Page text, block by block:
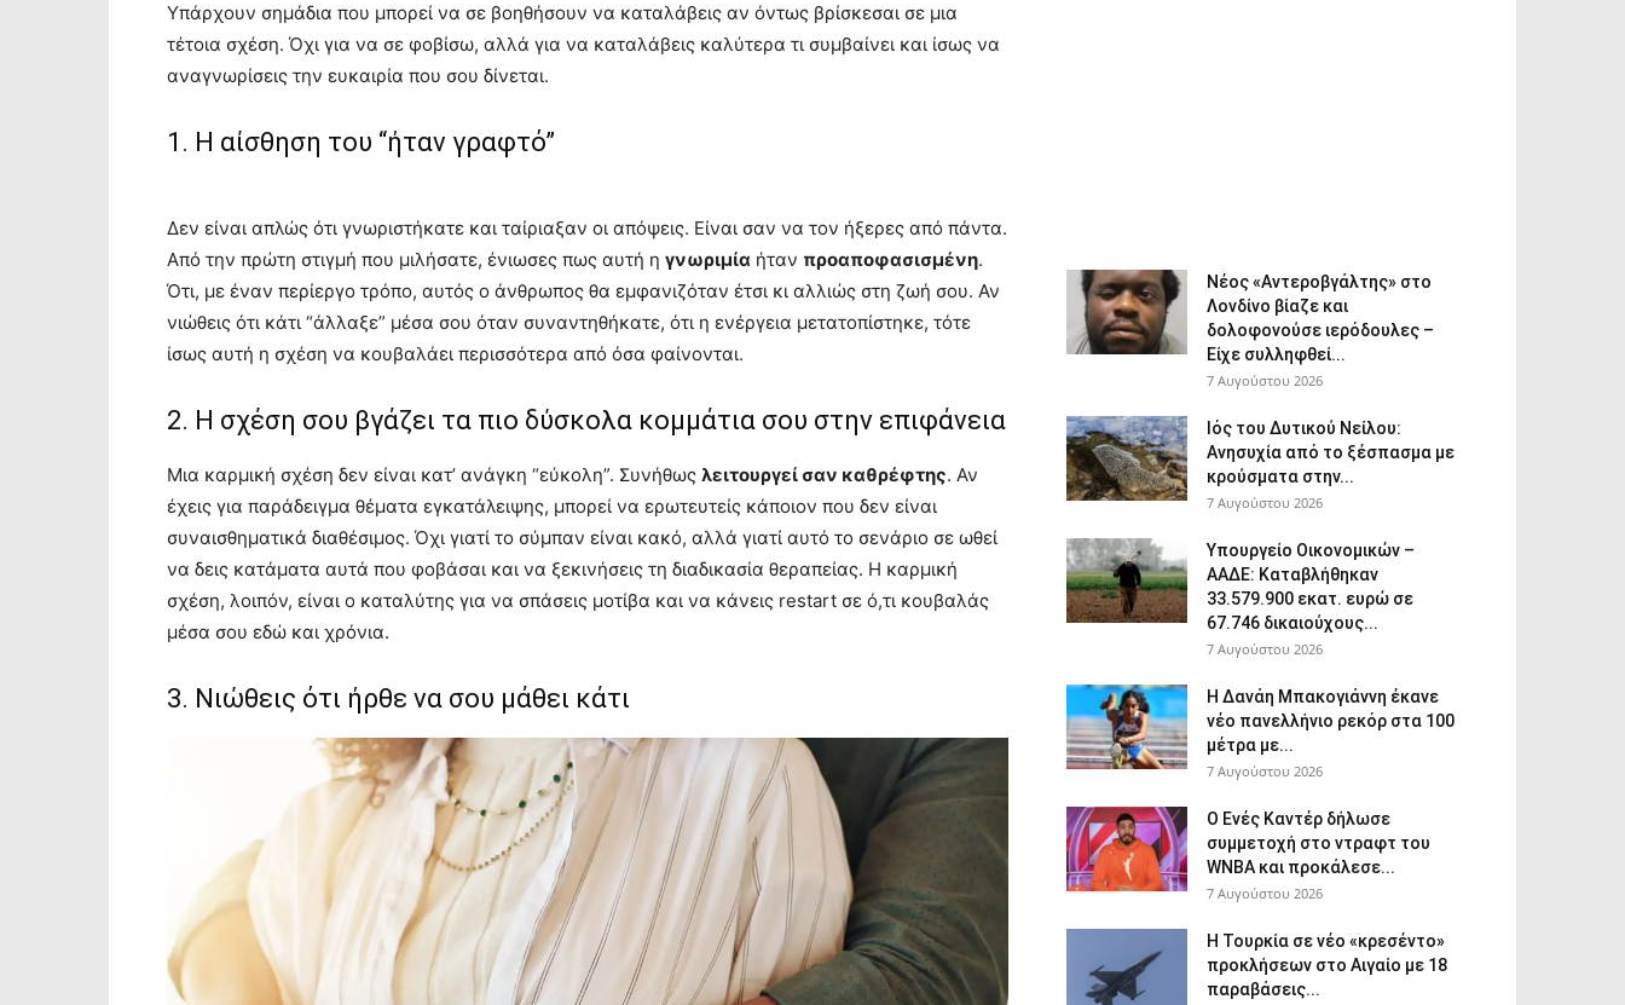
Υπάρχουν σημάδια που μπορεί να σε βοηθήσουν να καταλάβεις αν όντως βρίσκεσαι σε μια
τέτοια σχέση. Όχι για να σε φοβίσω, αλλά για να καταλάβεις καλύτερα τι συμβαίνει και ίσως να
αναγνωρίσεις την ευκαιρία που σου δίνεται.
1. Η αίσθηση του “ήταν γραφτό”
Δεν είναι απλώς ότι γνωριστήκατε και ταίριαξαν οι απόψεις. Είναι σαν να τον ήξερες από πάντα.
Από την πρώτη στιγμή που μιλήσατε, ένιωσες πως αυτή η γνωριμία ήταν προαποφασισμένη.
Ότι, με έναν περίεργο τρόπο, αυτός ο άνθρωπος θα εμφανιζόταν έτσι κι αλλιώς στη ζωή σου. Αν
νιώθεις ότι κάτι “άλλαξε” μέσα σου όταν συναντηθήκατε, ότι η ενέργεια μετατοπίστηκε, τότε
ίσως αυτή η σχέση να κουβαλάει περισσότερα από όσα φαίνονται.
2. Η σχέση σου βγάζει τα πιο δύσκολα κομμάτια σου στην επιφάνεια
Μια καρμική σχέση δεν είναι κατ’ ανάγκη “εύκολη”. Συνήθως λειτουργεί σαν καθρέφτης. Αν
έχεις για παράδειγμα θέματα εγκατάλειψης, μπορεί να ερωτευτείς κάποιον που δεν είναι
συναισθηματικά διαθέσιμος. Όχι γιατί το σύμπαν είναι κακό, αλλά γιατί αυτό το σενάριο σε ωθεί
να δεις κατάματα αυτά που φοβάσαι και να ξεκινήσεις τη διαδικασία θεραπείας. Η καρμική
σχέση, λοιπόν, είναι ο καταλύτης για να σπάσεις μοτίβα και να κάνεις restart σε ό,τι κουβαλάς
μέσα σου εδώ και χρόνια.
3. Νιώθεις ότι ήρθε να σου μάθει κάτι
Νέος «Αντεροβγάλτης» στο
Λονδίνο βίαζε και
δολοφονούσε ιερόδουλες –
Είχε συλληφθεί...
7 Αυγούστου 2026
Ιός του Δυτικού Νείλου:
Ανησυχία από το ξέσπασμα με
κρούσματα στην...
7 Αυγούστου 2026
Υπουργείο Οικονομικών –
ΑΑΔΕ: Καταβλήθηκαν
33.579.900 εκατ. ευρώ σε
67.746 δικαιούχους...
7 Αυγούστου 2026
Η Δανάη Μπακογιάννη έκανε
νέο πανελλήνιο ρεκόρ στα 100
μέτρα με...
7 Αυγούστου 2026
Ο Ενές Καντέρ δήλωσε
συμμετοχή στο ντραφτ του
WNBA και προκάλεσε...
7 Αυγούστου 2026
Η Τουρκία σε νέο «κρεσέντο»
προκλήσεων στο Αιγαίο με 18
παραβάσεις...